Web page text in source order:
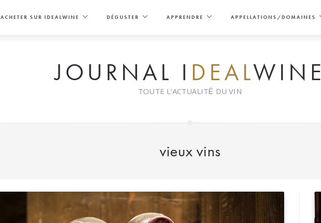
ACHETER SUR IDEALWINE DÉGUSTER APPRENDRE APPELLATIONS/DOMAINES
JOURNAL I DEALWINE
TOUTE L'ACTUALITÉ DU VIN
vieux vins